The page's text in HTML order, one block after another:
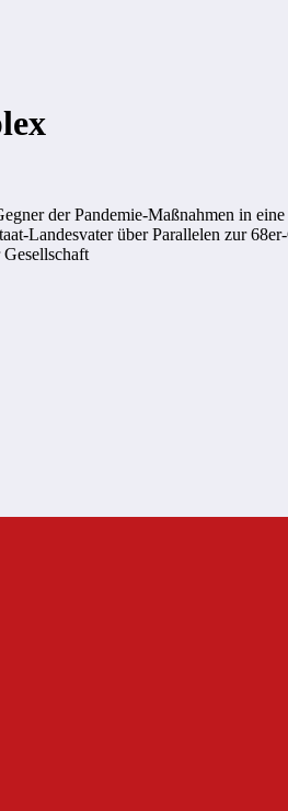
der Pandemie-Maßnahmen in
Landesvater über Parallelen zur